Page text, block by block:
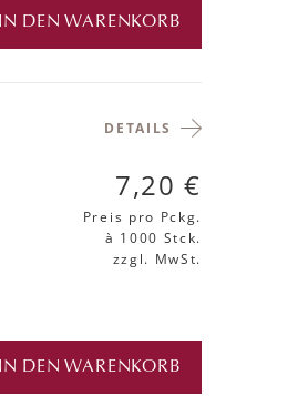
IN DEN WARENKORB
DETAILS
7,20 €
Preis pro Pckg.
à 1000 Stck.
zzgl. MwSt.
IN DEN WARENKORB